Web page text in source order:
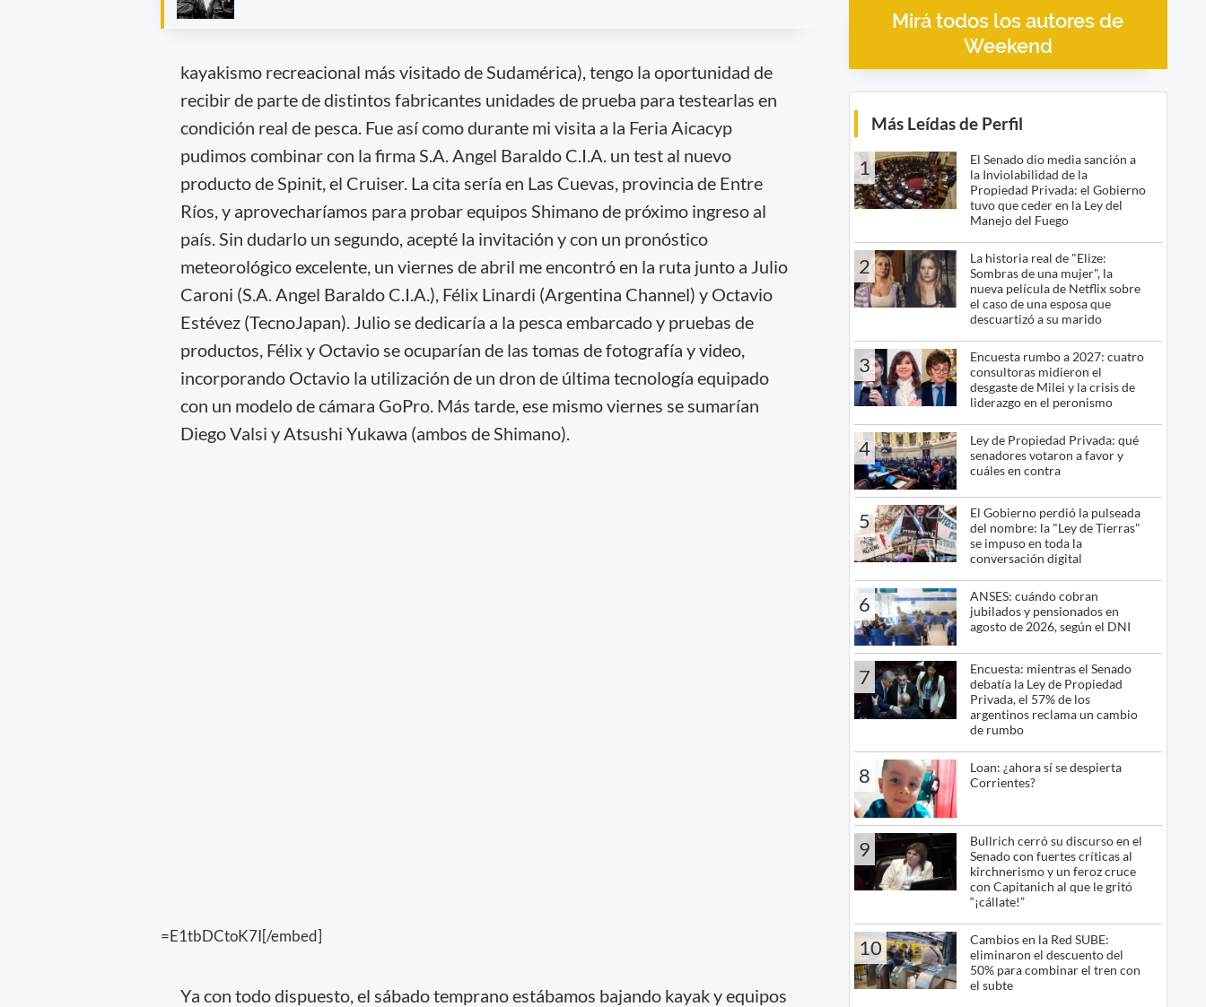
kayakismo recreacional más visitado de Sudamérica), tengo la oportunidad de
recibir de parte de distintos fabricantes unidades de prueba para testearlas en
condición real de pesca. Fue así como durante mi visita a la Feria Aicacyp
pudimos combinar con la firma S.A. Angel Baraldo C.I.A. un test al nuevo
producto de Spinit, el Cruiser. La cita sería en Las Cuevas, provincia de Entre
Ríos, y aprovecharíamos para probar equipos Shimano de próximo ingreso al
país. Sin dudarlo un segundo, acepté la invitación y con un pronóstico
meteorológico excelente, un viernes de abril me encontró en la ruta junto a Julio
Caroni (S.A. Angel Baraldo C.I.A.), Félix Linardi (Argentina Channel) y Octavio
Estévez (TecnoJapan). Julio se dedicaría a la pesca embarcado y pruebas de
productos, Félix y Octavio se ocuparían de las tomas de fotografía y video,
incorporando Octavio la utilización de un dron de última tecnología equipado
con un modelo de cámara GoPro. Más tarde, ese mismo viernes se sumarían
Diego Valsi y Atsushi Yukawa (ambos de Shimano).
=E1tbDCtoK7I[/embed]
Ya con todo dispuesto, el sábado temprano estábamos bajando kayak y equipos
Mirá todos los autores de
Weekend
Más Leídas de Perfil
1
El Senado dio media sanción a
la Inviolabilidad de la
Propiedad Privada: el Gobierno
tuvo que ceder en la Ley del
Manejo del Fuego
2
La historia real de "Elize:
Sombras de una mujer", la
nueva película de Netflix sobre
el caso de una esposa que
descuartizó a su marido
3
Encuesta rumbo a 2027: cuatro
consultoras midieron el
desgaste de Milei y la crisis de
liderazgo en el peronismo
4
Ley de Propiedad Privada: qué
senadores votaron a favor y
cuáles en contra
5
El Gobierno perdió la pulseada
del nombre: la "Ley de Tierras"
se impuso en toda la
conversación digital
6
ANSES: cuándo cobran
jubilados y pensionados en
agosto de 2026, según el DNI
7
Encuesta: mientras el Senado
debatía la Ley de Propiedad
Privada, el 57% de los
argentinos reclama un cambio
de rumbo
8
Loan: ¿ahora sí se despierta
Corrientes?
9
Bullrich cerró su discurso en el
Senado con fuertes críticas al
kirchnerismo y un feroz cruce
con Capitanich al que le gritó
“¡cállate!”
10
Cambios en la Red SUBE:
eliminaron el descuento del
50% para combinar el tren con
el subte